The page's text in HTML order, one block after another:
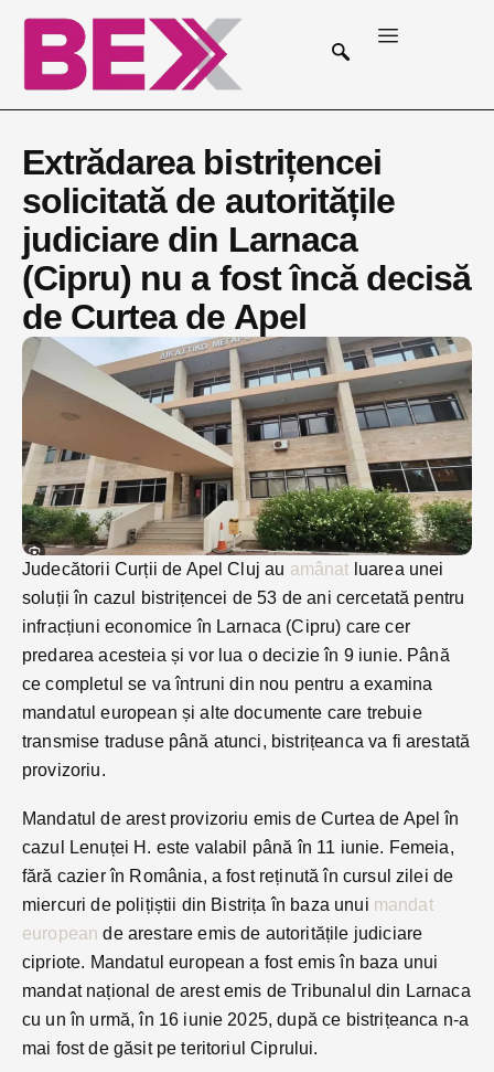
Extrădarea bistrițencei
solicitată de autoritățile
judiciare din Larnaca
(Cipru) nu a fost încă decisă
de Curtea de Apel
Judecătorii Curții de Apel Cluj au amânat luarea unei
soluții în cazul bistrițencei de 53 de ani cercetată pentru
infracțiuni economice în Larnaca (Cipru) care cer
predarea acesteia și vor lua o decizie în 9 iunie. Până
ce completul se va întruni din nou pentru a examina
mandatul european și alte documente care trebuie
transmise traduse până atunci, bistrițeanca va fi arestată
provizoriu.
Mandatul de arest provizoriu emis de Curtea de Apel în
cazul Lenuței H. este valabil până în 11 iunie. Femeia,
fără cazier în România, a fost reținută în cursul zilei de
miercuri de polițiștii din Bistrița în baza unui mandat
european de arestare emis de autoritățile judiciare
cipriote. Mandatul european a fost emis în baza unui
mandat național de arest emis de Tribunalul din Larnaca
cu un în urmă, în 16 iunie 2025, după ce bistrițeanca n-a
mai fost de găsit pe teritoriul Ciprului.